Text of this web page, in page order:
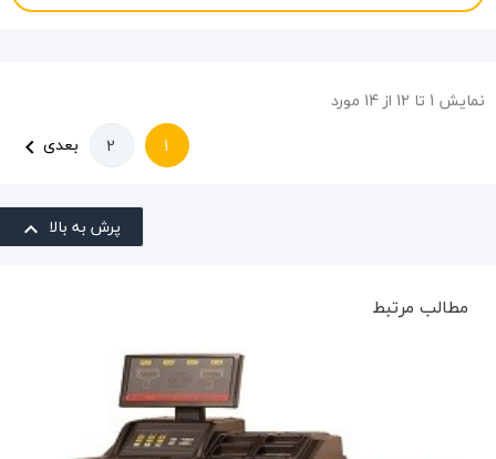
نمایش 1 تا 12 از 14 مورد
1
2 بعدی 
پرش به بالا 
مطالب مرتبط